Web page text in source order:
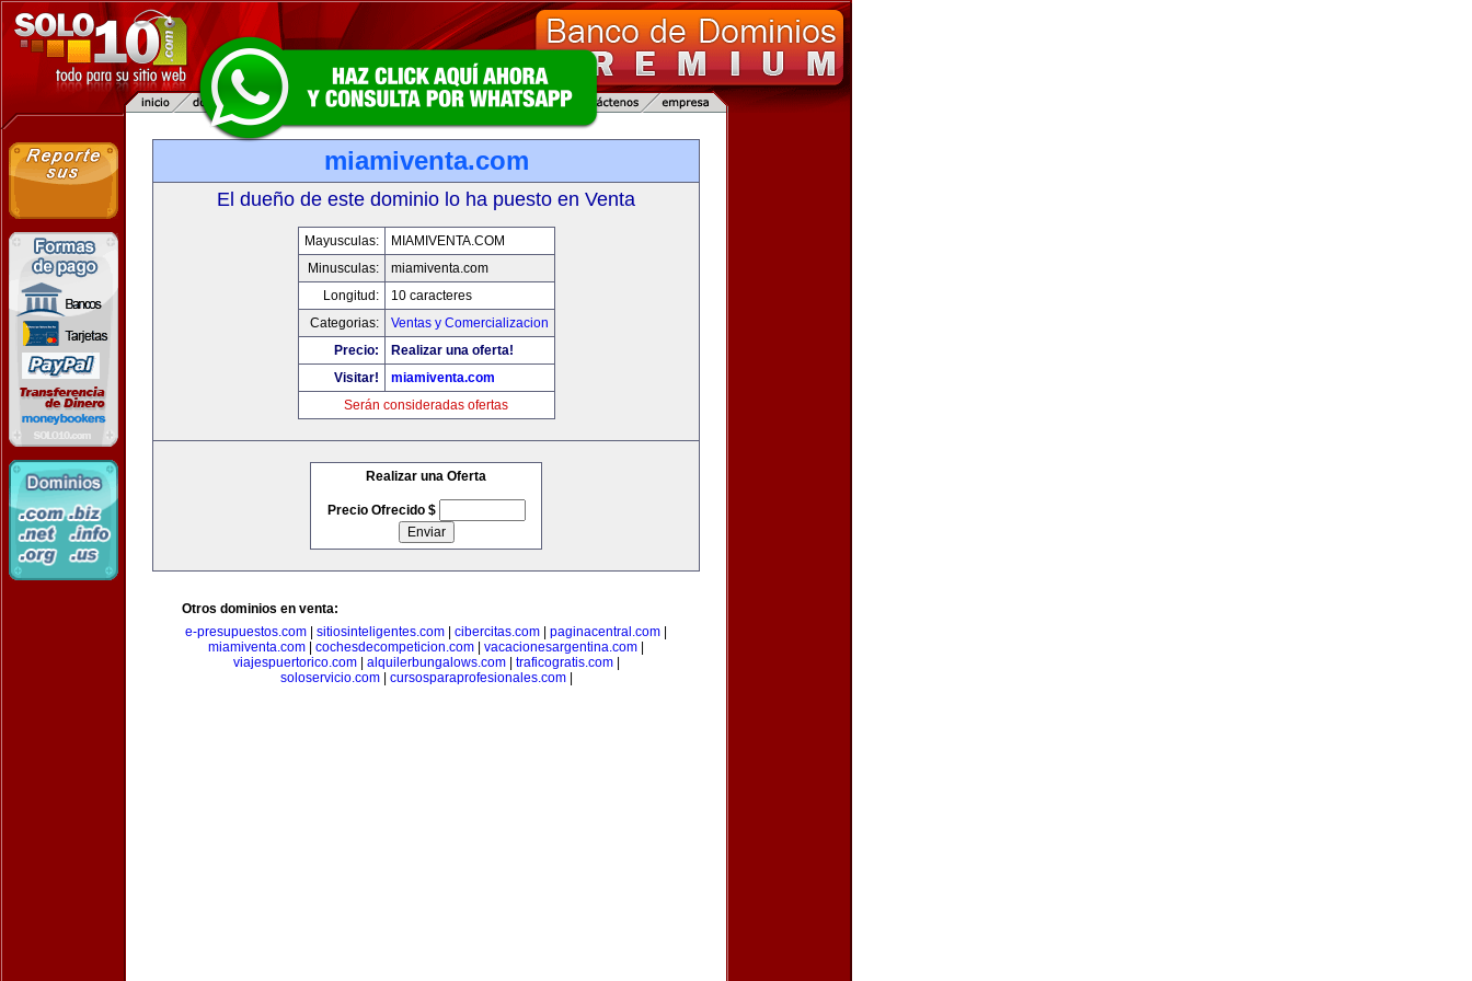
miamiventa.com
El dueño de este dominio lo ha puesto en Venta
Mayusculas:
MIAMIVENTA.COM
Minusculas:
miamiventa.com
Longitud:
10 caracteres
Categorias:
Ventas y Comercializacion
Precio:
Realizar una oferta!
Visitar!
miamiventa.com
Serán consideradas ofertas
Realizar una Oferta
Precio Ofrecido $
Otros dominios en venta:
e-presupuestos.com
sitiosinteligentes.com cibercitas.com paginacentral.com
miamiventa.com
cochesdecompeticion.com vacacionesargentina.com
viajespuertorico.com| alquilerbungalows.com| traficogratis.com|
soloservicio.com| cursosparaprofesionales.com|